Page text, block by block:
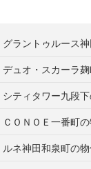
グラントゥルース
デュオ・スカーラ
シティタワー九段
ＣＯＮＯＥ一番町
ルネ神田和泉町の